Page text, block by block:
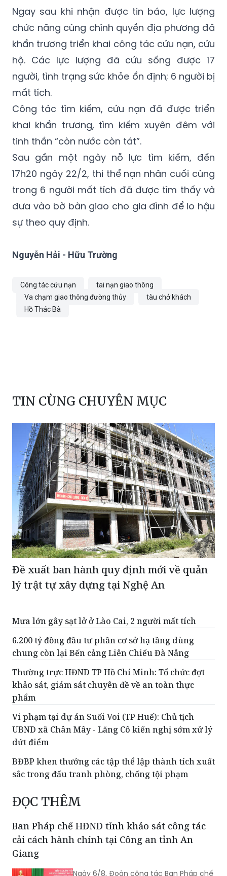
Ngay sau khi nhận được tin báo, lực lượng
chức năng cùng chính quyền địa phương đã
khẩn trương triển khai công tác cứu nạn, cứu
hộ. Các lực lượng đã cứu sống được 17
người, tình trạng sức khỏe ổn định; 6 người bị
mất tích.
Công tác tìm kiếm, cứu nạn đã được triển
khai khẩn trương, tìm kiếm xuyên đêm với
tinh thần “còn nước còn tát”.
Sau gần một ngày nỗ lực tìm kiếm, đến
17h20 ngày 22/2, thi thể nạn nhân cuối cùng
trong 6 người mất tích đã được tìm thấy và
đưa vào bờ bàn giao cho gia đình để lo hậu
sự theo quy định.
Nguyễn Hải - Hữu Trường
Công tác cứu nạn​
tai nạn giao thông
Va chạm giao thông đường thủy
tàu chở khách
Hồ Thác Bà
TIN CÙNG CHUYÊN MỤC
Đề xuất ban hành quy định mới về quản
lý trật tự xây dựng tại Nghệ An
Mưa lớn gây sạt lở ở Lào Cai, 2 người mất tích
6.200 tỷ đồng đầu tư phần cơ sở hạ tầng dùng
chung còn lại Bến cảng Liên Chiểu Đà Nẵng
Thường trực HĐND TP Hồ Chí Minh: Tổ chức đợt
khảo sát, giám sát chuyên đề về an toàn thực
phẩm
Vi phạm tại dự án Suối Voi (TP Huế): Chủ tịch
UBND xã Chân Mây - Lăng Cô kiến nghị sớm xử lý
dứt điểm
BĐBP khen thưởng các tập thể lập thành tích xuất
sắc trong đấu tranh phòng, chống tội phạm
ĐỌC THÊM
Ban Pháp chế HĐND tỉnh khảo sát công tác
cải cách hành chính tại Công an tỉnh An
Giang
Ngày 6/8, Đoàn công tác Ban Pháp chế